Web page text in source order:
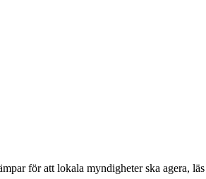
för att lokala myndigheter ska agera, läs